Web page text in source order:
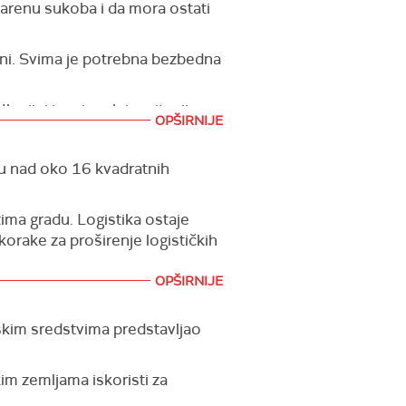
aglomeracije su u
kilometara u
komandant ukrajinske
sukoba i da mora ostati
Svima je potrebna bezbedna
i regionalnim pitanjima.
Donalda Trampa i
je turski lider.
OPŠIRNIJE
nad oko 16 kvadratnih
gradu. Logistika ostaje
za proširenje logističkih
OPŠIRNIJE
sredstvima predstavljao
zemljama iskoristi za